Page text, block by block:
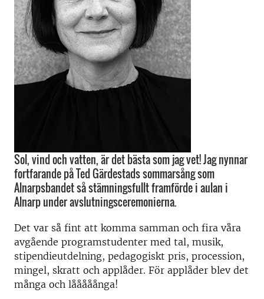
Sol, vind och vatten, är det bästa som jag vet! Jag nynnar
fortfarande på Ted Gärdestads sommarsång som
Alnarpsbandet så stämningsfullt framförde i aulan i
Alnarp under avslutningsceremonierna.
Det var så fint att komma samman och fira våra
avgående programstudenter med tal, musik,
stipendieutdelning, pedagogiskt pris, procession,
mingel, skratt och applåder. För applåder blev det
många och lååååånga!